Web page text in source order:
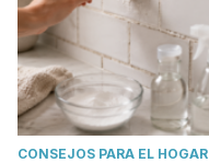
CONSEJOS PARA EL HOGAR